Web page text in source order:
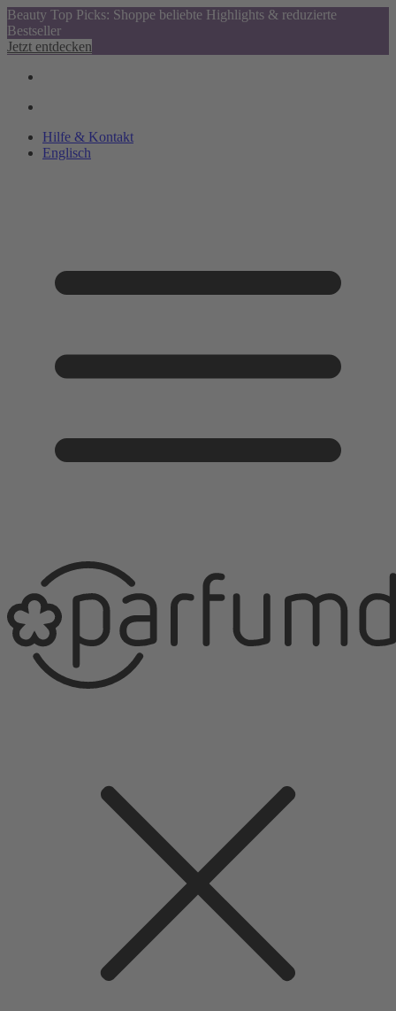
Beauty Top Picks: Shoppe beliebte Highlights & reduzierte
Bestseller
Jetzt entdecken
Hilfe & Kontakt
Englisch